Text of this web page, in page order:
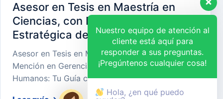
Asesor en Tesis en Maestría en
Ciencias, con Mención en Gerencia
Estratégica de Recursos Humanos
Asesor en Tesis en Maestría en Ciencias, con
Mención en Gerencia Estratégica de Recursos
Humanos: Tu Guía cara…
Nuestro equipo de atención al
cliente está aquí para
responder a sus preguntas.
¡Pregúntenos cualquier cosa!
Hola, ¿en qué puedo